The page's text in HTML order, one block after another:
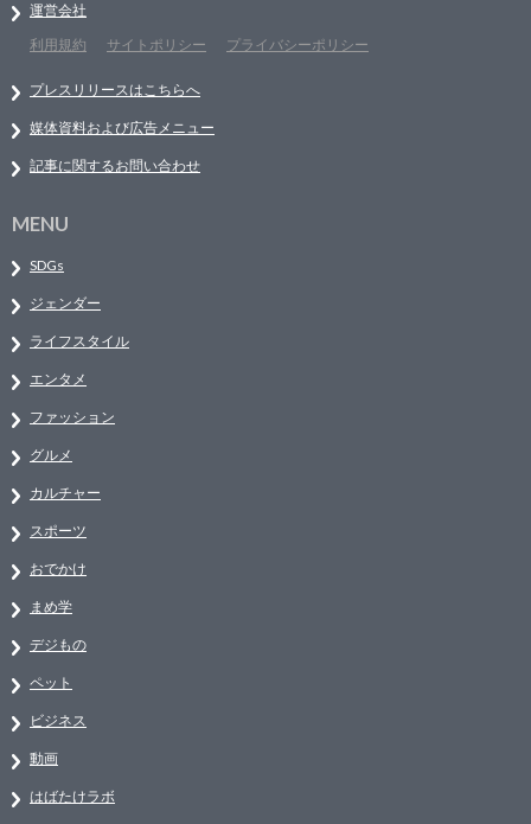
運営会社
利用規約
サイトポリシー プライバシーポリシー
プレスリリースはこちらへ
媒体資料および広告メニュー
記事に関するお問い合わせ
MENU
SDGs
ジェンダー
ライフスタイル
エンタメ
ファッション
グルメ
カルチャー
スポーツ
おでかけ
まめ学
デジもの
ペット
ビジネス
動画
はばたけラボ